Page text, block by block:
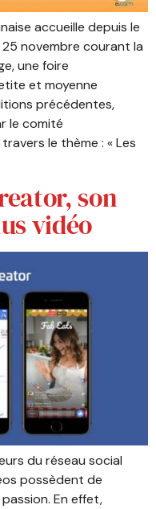
accueille depuis le
25 novembre courant la
une foire
et moyenne
précédentes,
le comité
le thème : « Les
son
vidéo
du réseau social
possèdent de
En effet,